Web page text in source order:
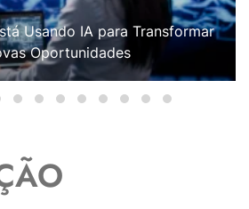
Usando IA para Transformar
Oportunidades